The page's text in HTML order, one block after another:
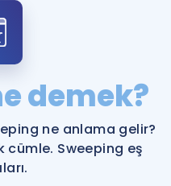
Boş.
onlarca eğitim seni
demek?
ne anlama gelir?
cümle. Sweeping eş